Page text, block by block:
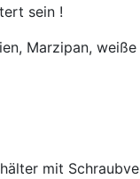
sein !
Marzipan,
mit